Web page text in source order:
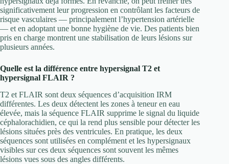
significativement leur progression en contrôlant les facteurs de
risque vasculaires — principalement l’hypertension artérielle
— et en adoptant une bonne hygiène de vie. Des patients bien
pris en charge montrent une stabilisation de leurs lésions sur
plusieurs années.
Quelle est la différence entre hypersignal T2 et
hypersignal FLAIR ?
T2 et FLAIR sont deux séquences d’acquisition IRM
différentes. Les deux détectent les zones à teneur en eau
élevée, mais la séquence FLAIR supprime le signal du liquide
céphalorachidien, ce qui la rend plus sensible pour détecter les
lésions situées près des ventricules. En pratique, les deux
séquences sont utilisées en complément et les hypersignaux
visibles sur ces deux séquences sont souvent les mêmes
lésions vues sous des angles différents.